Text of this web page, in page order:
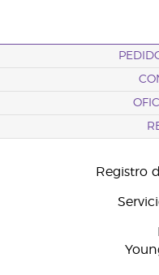
Registro